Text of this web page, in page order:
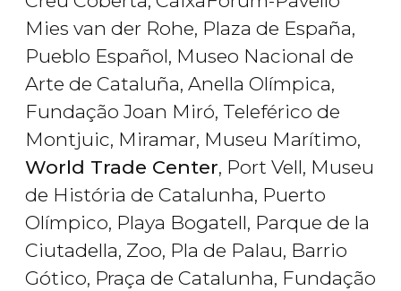
Mies van der Rohe, Plaza de España,
Pueblo Español, Museo Nacional de
Arte de Cataluña, Anella Olímpica,
Fundação Joan Miró, Teleférico de
Montjuic, Miramar, Museu Marítimo,
World Trade Center, Port Vell, Museu
de História de Catalunha, Puerto
Olímpico, Playa Bogatell, Parque de la
Ciutadella, Zoo, Pla de Palau, Barrio
Gótico, Praça de Catalunha, Fundação